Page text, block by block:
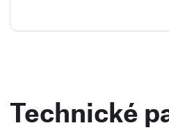
Technické